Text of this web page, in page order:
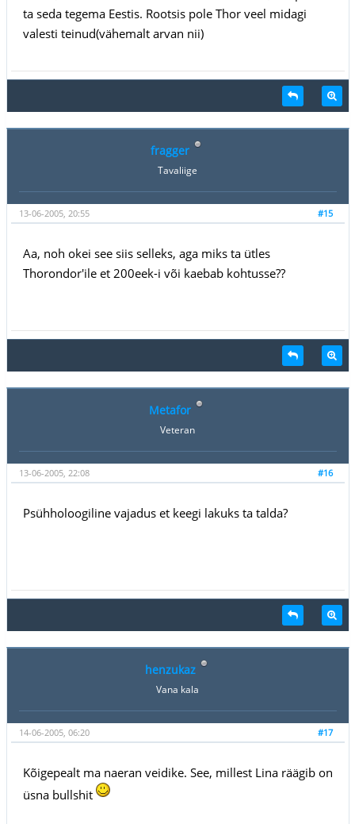
ta seda tegema Eestis. Rootsis pole Thor veel midagi
valesti teinud(vähemalt arvan nii)
fragger
Tavaliige
#15
13-06-2005, 20:55
Aa, noh okei see siis selleks, aga miks ta ütles
Thorondor'ile et 200eek-i või kaebab kohtusse??
Metafor
Veteran
#16
13-06-2005, 22:08
Psühholoogiline vajadus et keegi lakuks ta talda?
henzukaz
Vana kala
#17
14-06-2005, 06:20
Kõigepealt ma naeran veidike. See, millest Lina räägib on
üsna bullshit